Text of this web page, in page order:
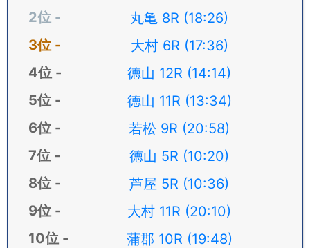
丸亀 8R (18:26)
大村 6R (17:36)
徳山 12R (14:14)
徳山 11R (13:34)
若松 9R (20:58)
徳山 5R (10:20)
芦屋 5R (10:36)
大村 11R (20:10)
蒲郡 10R (19:48)